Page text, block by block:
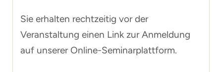
Sie erhalten rechtzeitig vor der
Veranstaltung einen Link zur Anmeldung
auf unserer Online-Seminarplattform.